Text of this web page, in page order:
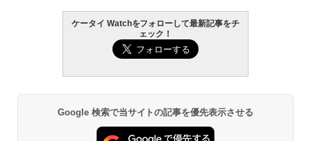
ケータイ Watchをフォローして最新記事をチ
ェック！
Google 検索で当サイトの記事を優先表示させる